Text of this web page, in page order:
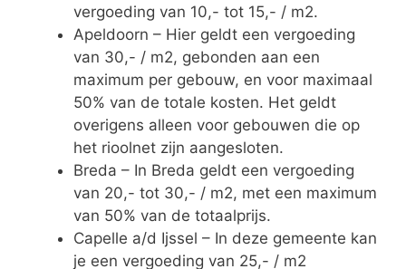
vergoeding van 10,- tot 15,- / m2.
Apeldoorn – Hier geldt een vergoeding
van 30,- / m2, gebonden aan een
maximum per gebouw, en voor maximaal
50% van de totale kosten. Het geldt
overigens alleen voor gebouwen die op
het rioolnet zijn aangesloten.
Breda – In Breda geldt een vergoeding
van 20,- tot 30,- / m2, met een maximum
van 50% van de totaalprijs.
Capelle a/d Ijssel – In deze gemeente kan
je een vergoeding van 25,- / m2